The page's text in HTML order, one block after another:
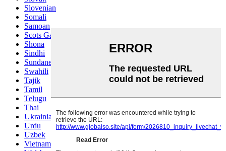
Slovenian
Somali
Samoan
Scots Gaelic
Shona
Sindhi
Sundanese
Swahili
Tajik
Tamil
Telugu
Thai
Ukrainian
Urdu
Uzbek
Vietnamese